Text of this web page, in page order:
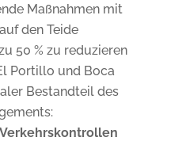
Maßnahmen mit
den Teide
50 % zu reduzieren
Portillo und Boca
Bestandteil des